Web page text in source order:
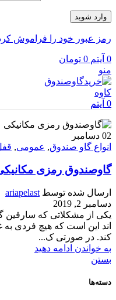
وارد شوید
رمز عبور خود را فراموش
0 آیتم 0 تومان
منو
0 آیتم
02 دسامبر
انواع گاو صندوق, عمومی,
گاوصندوق رمزی
ارسال شده توسط ariapelast
دسامبر 2, 2019
یکی از مشکلاتی که سارقین
اند این است که هیچ فردی به
کند. در صورتی ک...
به خواندن ادامه دهید
بستن
دسته‌ها